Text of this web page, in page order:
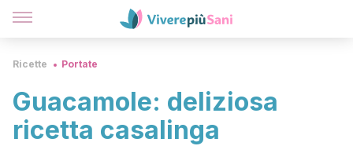
Ricette Portate
Guacamole: deliziosa
ricetta casalinga